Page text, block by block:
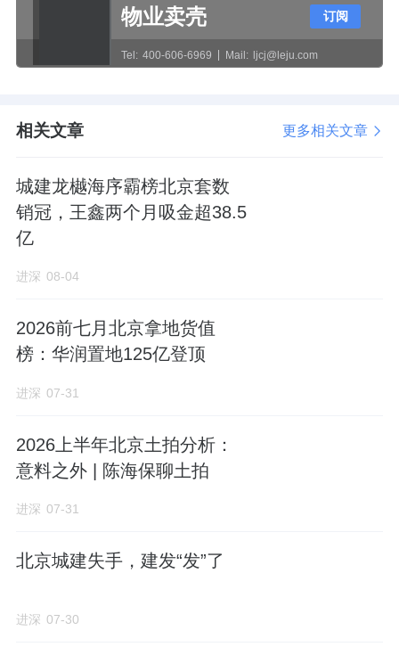
这两个户型主要存在的几个问题：
分卧室空间局促；
122㎡，标准四叶草，户型方正，公区空间奢
缺点是中间户，两个卫生间都对着天井，空气
流通性差一些，主卫的空间感还不如89户型。
拿地回溯
项目所在房山广阳城0015等地块成交于去年11
北京城建房地产的全资子公司，也是房山颐知
物业卖壳
Tel: 400-606-6969 Mail: ljcj@leju.com
订阅
相关文章 更多相关文章
城建龙樾海序霸榜北京套数
销冠，王鑫两个月吸金超38.5
亿
进深 08-04
2026前七月北京拿地货值
榜：华润置地125亿登顶
进深 07-31
2026上半年北京土拍分析：
意料之外 | 陈海保聊土拍
进深 07-31
北京城建失手，建发“发”了
进深 07-30